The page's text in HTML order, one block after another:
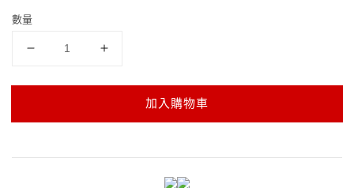
數量
加入購物車